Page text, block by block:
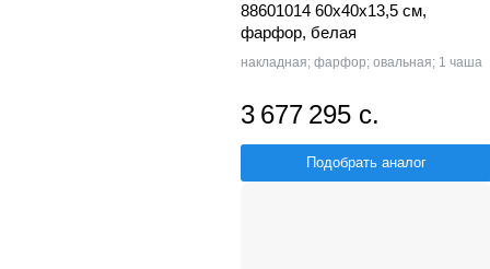
88601014 60х40х13,5 см,
фарфор, белая
накладная; фарфор; овальная; 1 чаша
3 677 295 с.
Подобрать аналог